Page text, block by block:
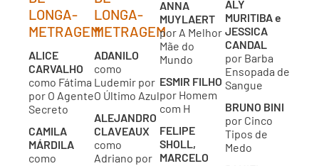
LONGA-
METRAGEM
ALICE
CARVALHO
como Fátima
por O Agente
Secreto
CAMILA
MÁRDILA
como
LONGA-
METRAGEM
ADANILO
como
Ludemir por
O Último Azul
ALEJANDRO
CLAVEAUX
como
Adriano por
ANNA
MUYLAERT
por A Melhor
Mãe do
Mundo
ESMIR FILHO
por Homem
com H
FELIPE
SHOLL,
MARCELO
ALY
MURITIBA e
JESSICA
CANDAL
por Barba
Ensopada de
Sangue
BRUNO BINI
por Cinco
Tipos de
Medo